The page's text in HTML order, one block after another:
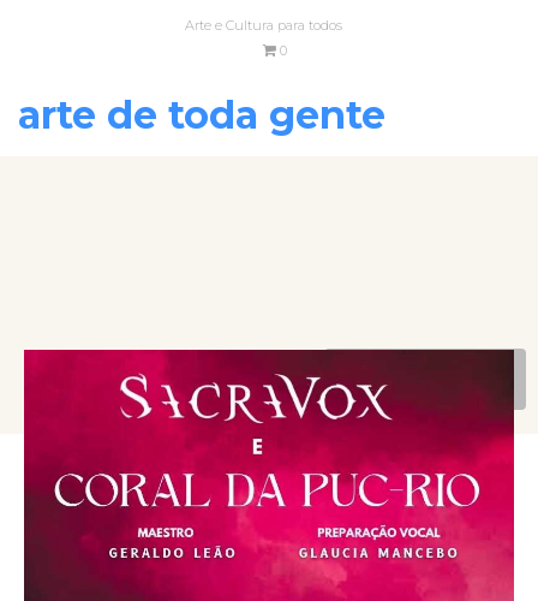
Arte e Cultura para todos
0
arte de toda gente